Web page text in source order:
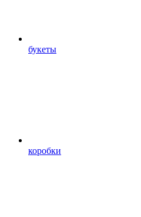
букеты
коробки